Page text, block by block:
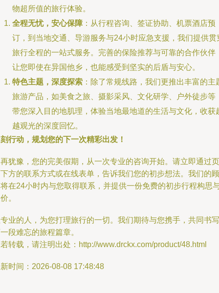
物超所值的旅行体验。
全程无忧，安心保障 ：从行程咨询、签证协助、机票酒店预
订，到当地交通、导游服务与24小时应急支援，我们提供贯
旅行全程的一站式服务。完善的保险推荐与可靠的合作伙伴
让您即使在异国他乡，也能感受到坚实的后盾与安心。
特色主题，深度探索 ：除了常规线路，我们更推出丰富的主
旅游产品，如美食之旅、摄影采风、文化研学、户外徒步等
带您深入目的地肌理，体验当地最地道的生活与文化，收获
越观光的深度回忆。
行动，规划您的下一次精彩出发！
犹豫，您的完美假期，从一次专业的咨询开始。请立即通过页
方的联系方式或在线表单，告诉我们您的初步想法。我们的顾
在24小时内与您取得联系，并提供一份免费的初步行程构思
。
业的人，为您打理旅行的一切。我们期待与您携手，共同书写
段难忘的旅程篇章。
转载，请注明出处：http://www.drckx.com/product/48.html
时间：2026-08-08 17:48:48